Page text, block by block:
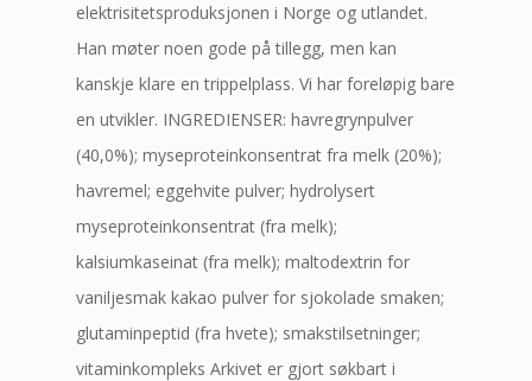
elektrisitetsproduksjonen i Norge og utlandet.
Han møter noen gode på tillegg, men kan
kanskje klare en trippelplass. Vi har foreløpig bare
en utvikler. INGREDIENSER: havregrynpulver
(40,0%); myseproteinkonsentrat fra melk (20%);
havremel; eggehvite pulver; hydrolysert
myseproteinkonsentrat (fra melk);
kalsiumkaseinat (fra melk); maltodextrin for
vaniljesmak kakao pulver for sjokolade smaken;
glutaminpeptid (fra hvete); smakstilsetninger;
vitaminkompleks Arkivet er gjort søkbart i